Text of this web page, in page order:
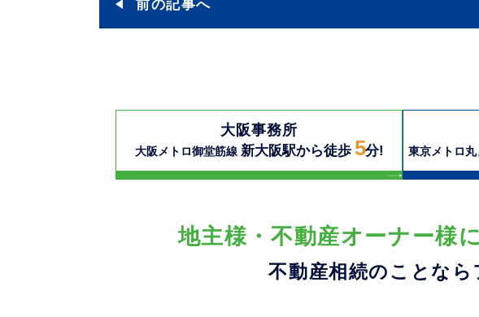
前の記事へ
大阪事務所
大阪メトロ御堂筋線 新大阪駅から徒歩 5分!
東京メトロ
地主様・不動産オーナー様
不動産相続のことな